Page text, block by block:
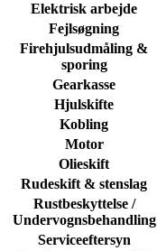
Elektrisk arbejde
Fejlsøgning
Firehjulsudmåling &
sporing
Gearkasse
Hjulskifte
Kobling
Motor
Olieskift
Rudeskift & stenslag
Rustbeskyttelse /
Undervognsbehandling
Serviceeftersyn